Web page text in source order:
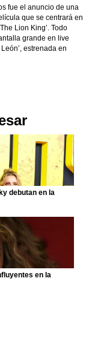
fue el anuncio de una
que se centrará en
Lion King’. Todo
grande en live
estrenada en
debutan en la
en la